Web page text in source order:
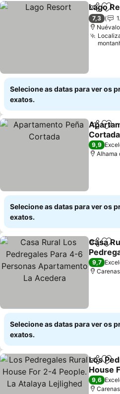
Partilhar
Lago
7,3
Selecione as datas para ver os
exatos.
Partilhar
Cortada
Ver
9,9
Alhama
Selecione as datas para ver os
exatos.
Partilhar
Casa
Ver
9,7
Selecione as datas para ver os
exatos.
Partilhar
Los
House
Atalaya
Ver
9,6